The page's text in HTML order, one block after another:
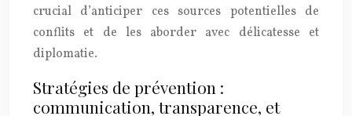
crucial d’anticiper ces sources potentielles de
conflits et de les aborder avec délicatesse et
diplomatie.
Stratégies de prévention :
communication, transparence, et